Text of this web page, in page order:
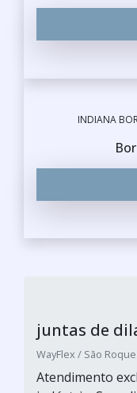
INDIANA
juntas de
WayFlex / São Roque
Atendimento